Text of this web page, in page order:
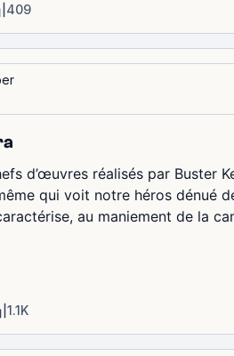
409
d’œuvres réalisés par Buster
qui voit notre héros dénué
au maniement de la
1.1K